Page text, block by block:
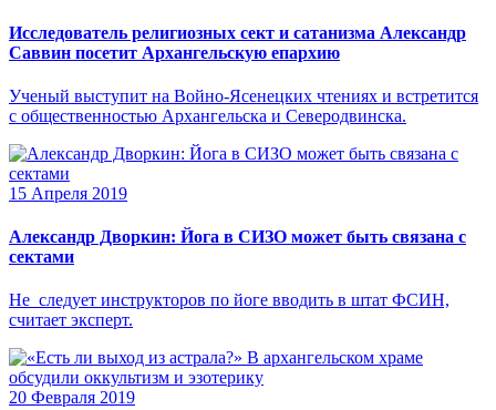
Исследователь религиозных сект и сатанизма Александр
Саввин посетит Архангельскую епархию
Ученый выступит на Войно-Ясенецких чтениях и встретится
с общественностью Архангельска и Северодвинска.
15 Апреля 2019
Александр Дворкин: Йога в СИЗО может быть связана с
сектами
Не следует инструкторов по йоге вводить в штат ФСИН,
считает эксперт.
20 Февраля 2019